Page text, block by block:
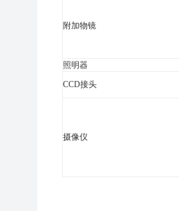
附加物镜
照明器
CCD接头
摄像仪